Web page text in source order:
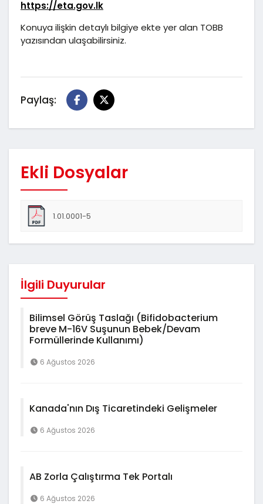
https://eta.gov.lk
Konuya ilişkin detaylı bilgiye ekte yer alan TOBB
yazısından ulaşabilirsiniz.
Paylaş:
Ekli Dosyalar
1.01.0001-5
İlgili Duyurular
Bilimsel Görüş Taslağı (Bifidobacterium
breve M-16V Suşunun Bebek/Devam
Formüllerinde Kullanımı)
6 Ağustos 2026
Kanada'nın Dış Ticaretindeki Gelişmeler
6 Ağustos 2026
AB Zorla Çalıştırma Tek Portalı
6 Ağustos 2026